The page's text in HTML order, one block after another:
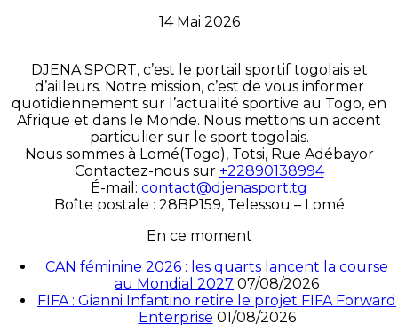
14 Mai 2026
DJENA SPORT, c’est le portail sportif togolais et
d’ailleurs. Notre mission, c’est de vous informer
quotidiennement sur l’actualité sportive au Togo, en
Afrique et dans le Monde. Nous mettons un accent
particulier sur le sport togolais.
Nous sommes à Lomé(Togo), Totsi, Rue Adébayor
Contactez-nous sur +22890138994
É-mail: contact@djenasport.tg
Boîte postale : 28BP159, Telessou – Lomé
En ce moment
CAN féminine 2026 : les quarts lancent la course
au Mondial 2027 07/08/2026
FIFA : Gianni Infantino retire le projet FIFA Forward
Enterprise 01/08/2026